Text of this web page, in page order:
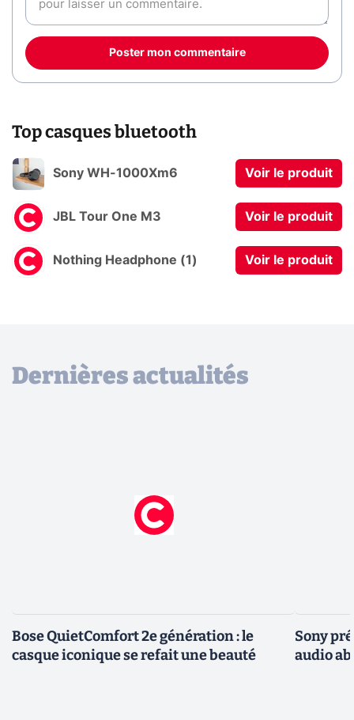
Poster mon commentaire
Top casques bluetooth
Sony WH-1000Xm6 Voir le produit
JBL Tour One M3 Voir le produit
Nothing Headphone (1) Voir le produit
Dernières actualités
Bose QuietComfort 2e génération : le
casque iconique se refait une beauté
Sony
audio